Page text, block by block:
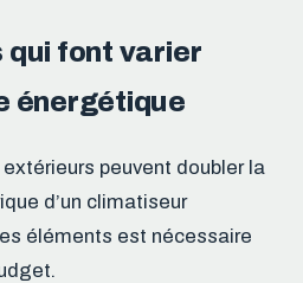
font varier
énergétique
peuvent doubler la
d’un climatiseur
éléments est nécessaire